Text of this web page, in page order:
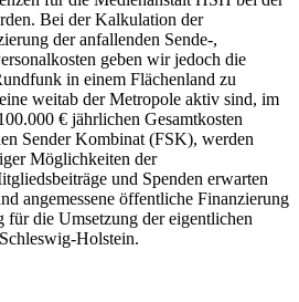
Bei der Kalkulation der
der anfallenden Sende-,
geben wir jedoch die
in einem Flächenland zu
weitab der Metropole aktiv sind, im
€ jährlichen Gesamtkosten
Sender Kombinat (FSK), werden
Möglichkeiten der
und Spenden erwarten
angemessene öffentliche Finanzierung
für die Umsetzung der eigentlichen
Holstein.